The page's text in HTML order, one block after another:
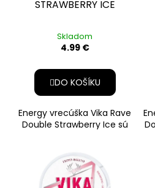
STRAWBERRY ICE
Skladom
4.99 €
DO KOŠÍKU
Energy vrecúška Vika Rave
Double Strawberry Ice sú